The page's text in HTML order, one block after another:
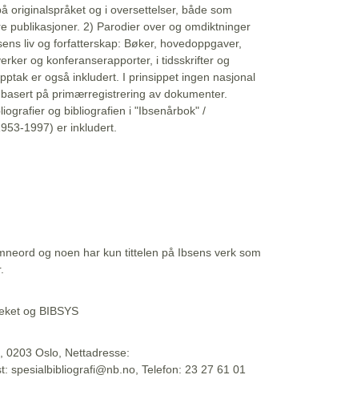
originalspråket og i oversettelser, både som
publikasjoner. 2) Parodier over og omdiktninger
liv og forfatterskap: Bøker, hovedoppgaver,
og konferanserapporter, i tidsskrifter og
er også inkludert. I prinsippet ingen nasjonal
på primærregistrering av dokumenter.
og bibliografien i "Ibsenårbok" /
1997) er inkludert.
og noen har kun tittelen på Ibsens verk som
og BIBSYS
0203 Oslo, Nettadresse:
spesialbibliografi@nb.no, Telefon: 23 27 61 01